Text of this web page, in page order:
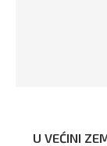
U VEĆINI